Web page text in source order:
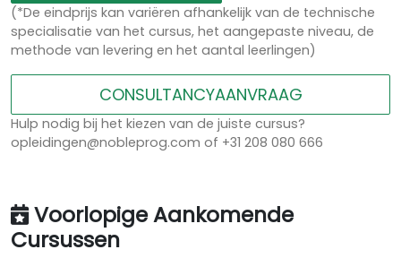
(*De eindprijs kan variëren afhankelijk van de technische
specialisatie van het cursus, het aangepaste niveau, de
methode van levering en het aantal leerlingen)
CONSULTANCYAANVRAAG
Hulp nodig bij het kiezen van de juiste cursus?
opleidingen@nobleprog.com of +31 208 080 666
Voorlopige Aankomende
Cursussen